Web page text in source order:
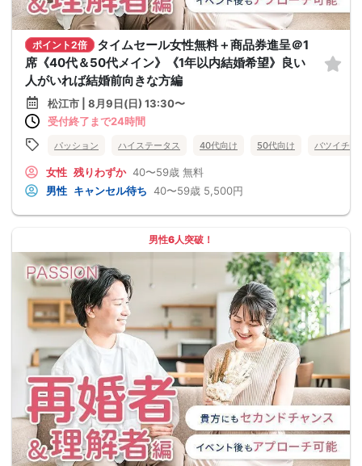
ポイント2倍
タイムセール女性無料＋商品券進呈＠1
席《40代＆50代メイン》《1年以内結婚希望》良い
人がいれば結婚前向きな方編
松江市 | 8月9日(日) 13:30〜
受付終了まで24時間
パッション ハイステータス 40代向け 50代向け バツイチ・
女性 残りわずか 40〜59歳 無料
男性 キャンセル待ち 40〜59歳 5,500円
男性6人突破！